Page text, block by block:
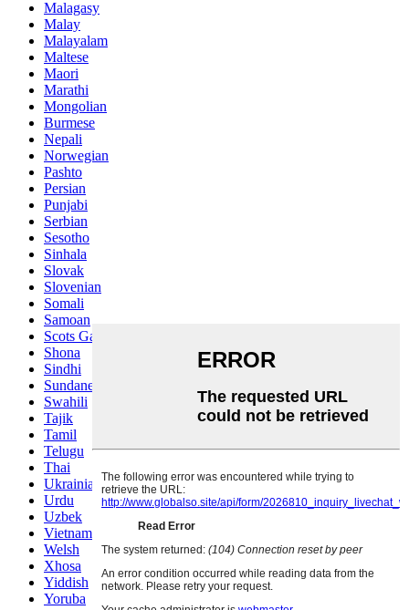
Malagasy
Malay
Malayalam
Maltese
Maori
Marathi
Mongolian
Burmese
Nepali
Norwegian
Pashto
Persian
Punjabi
Serbian
Sesotho
Sinhala
Slovak
Slovenian
Somali
Samoan
Scots Gaelic
Shona
Sindhi
Sundanese
Swahili
Tajik
Tamil
Telugu
Thai
Ukrainian
Urdu
Uzbek
Vietnamese
Welsh
Xhosa
Yiddish
Yoruba